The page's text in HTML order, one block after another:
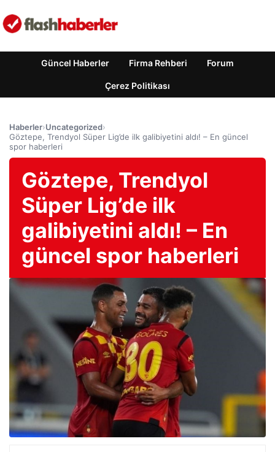
Güncel Haberler Firma Rehberi Forum
Çerez Politikası
Haberler›Uncategorized›
Göztepe, Trendyol Süper Lig’de ilk galibiyetini aldı! – En güncel
spor haberleri
Göztepe, Trendyol
Süper Lig’de ilk
galibiyetini aldı! – En
güncel spor haberleri